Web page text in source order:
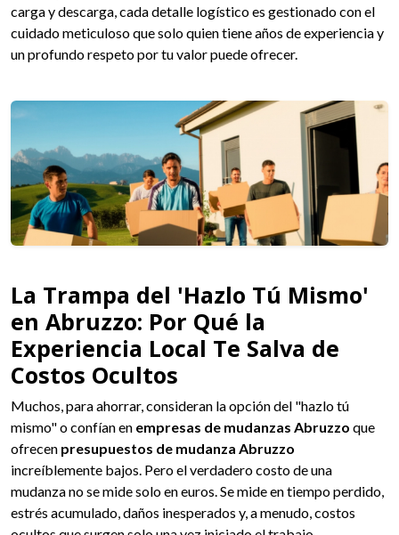
carga y descarga, cada detalle logístico es gestionado con el
cuidado meticuloso que solo quien tiene años de experiencia y
un profundo respeto por tu valor puede ofrecer.
La Trampa del 'Hazlo Tú Mismo'
en Abruzzo: Por Qué la
Experiencia Local Te Salva de
Costos Ocultos
Muchos, para ahorrar, consideran la opción del "hazlo tú
mismo" o confían en empresas de mudanzas Abruzzo que
ofrecen presupuestos de mudanza Abruzzo
increíblemente bajos. Pero el verdadero costo de una
mudanza no se mide solo en euros. Se mide en tiempo perdido,
estrés acumulado, daños inesperados y, a menudo, costos